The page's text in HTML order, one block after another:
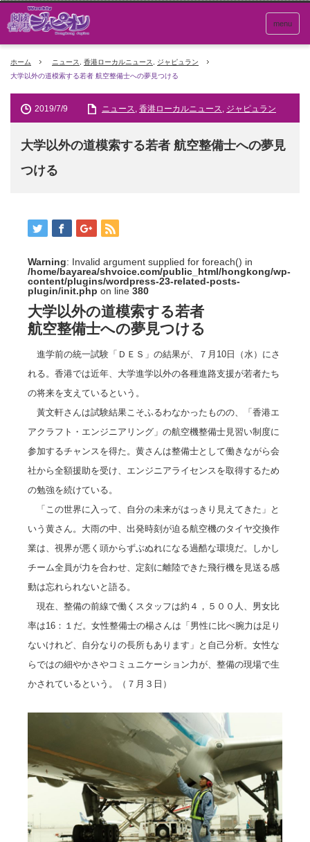
menu
ホーム ニュース 香港ローカルニュース
ジャピュラン
大学以外の道模索する若者 航空整備士への夢見つける
2019/7/9 ニュース, 香港ローカルニュース, ジャピュラン
大学以外の道模索する若者 航空整備士への夢見
つける
Warning: Invalid argument supplied for foreach() in
/home/bayarea/shvoice.com/public_html/hongkong/wp-
content/plugins/wordpress-23-related-posts-
plugin/init.php on line 380
大学以外の道模索する若者
航空整備士への夢見つける
進学前の統一試験「ＤＥＳ」の結果が、７月10日（水）にさ
れる。香港では近年、大学進学以外の各種進路支援が若者たち
の将来を支えているという。
黃文軒さんは試験結果こそふるわなかったものの、「香港エ
アクラフト・エンジニアリング」の航空機整備士見習い制度に
参加するチャンスを得た。黄さんは整備士として働きながら会
社から全額援助を受け、エンジニアライセンスを取得するため
の勉強を続けている。
「この世界に入って、自分の未来がはっきり見えてきた」と
いう黄さん。大雨の中、出発時刻が迫る航空機のタイヤ交換作
業は、視界が悪く頭からずぶぬれになる過酷な環境だ。しかし
チーム全員が力を合わせ、定刻に離陸できた飛行機を見送る感
動は忘れられないと語る。
現在、整備の前線で働くスタッフは約４，５００人、男女比
率は16：１だ。女性整備士の楊さんは「男性に比べ腕力は足り
ないけれど、自分なりの長所もあります」と自己分析。女性な
らではの細やかさやコミュニケーション力が、整備の現場で生
かされているという。（７月３日）